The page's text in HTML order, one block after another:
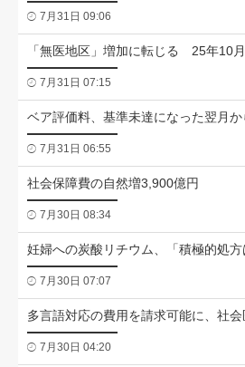
7月31日 09:06
「無医地区」増加に転じる 25年10
7月31日 07:15
ベア評価料、基準未達になった翌月
7月31日 06:55
社会保障費の自然増3,900億円
7月30日 08:34
妊婦への炭酸リチウム、「積極的処方
7月30日 07:07
多言語対応の費用を請求可能に、社会
7月30日 04:20